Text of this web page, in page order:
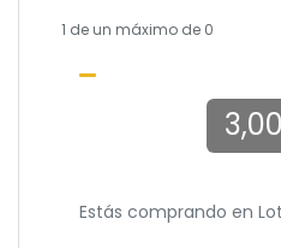
1 de un máximo de 0
Estás comprando en